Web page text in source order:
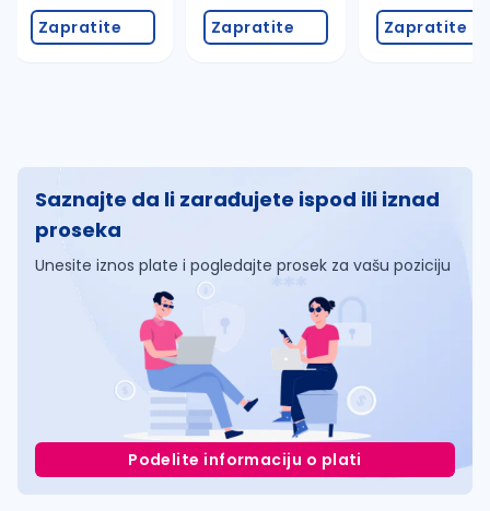
Zapratite Zapratite Zapratite
Saznajte da li zarađujete ispod ili iznad
proseka
Unesite iznos plate i pogledajte prosek za vašu poziciju
Podelite informaciju o plati